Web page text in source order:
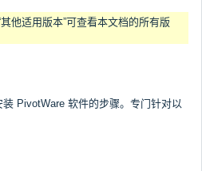
他适用版本”可查看本文档的所有版
PivotWare 软件的步骤。专门针对以